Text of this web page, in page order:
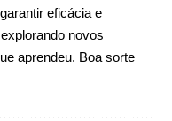
eficácia e
novos
aprendeu. Boa sorte